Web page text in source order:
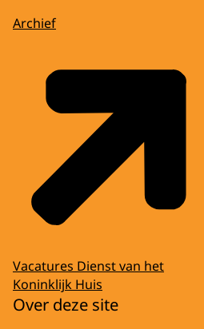
Archief
Vacatures Dienst van het
Koninklijk Huis
Over deze site